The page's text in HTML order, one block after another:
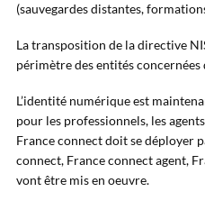
(sauvegardes distantes,
La transposition de la directive
périmètre des entités
L’identité numérique est
pour les professionnels, les
France connect doit se déployer
connect, France connect agent,
vont être mis en oeuvre.